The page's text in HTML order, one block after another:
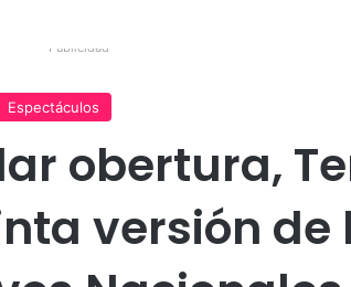
Publicidad
Espectáculos
obertura,
versión de